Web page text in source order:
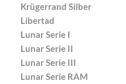
Krügerrand Silber
Libertad
Lunar Serie I
Lunar Serie II
Lunar Serie III
Lunar Serie RAM